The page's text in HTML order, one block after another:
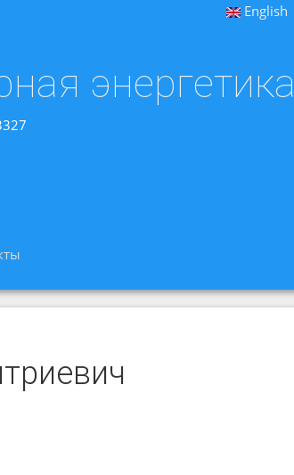
English
энергетика